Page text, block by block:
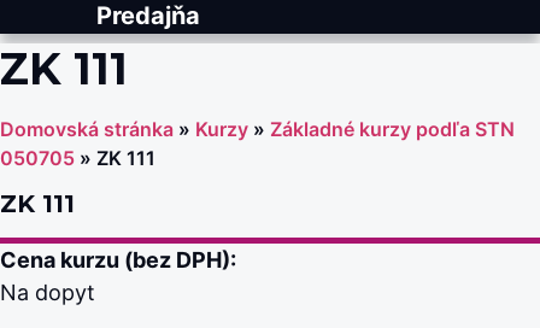
Predajňa
ZK 111
Domovská stránka » Kurzy » Základné kurzy podľa STN
050705 » ZK 111
ZK 111
Cena kurzu (bez DPH):
Na dopyt